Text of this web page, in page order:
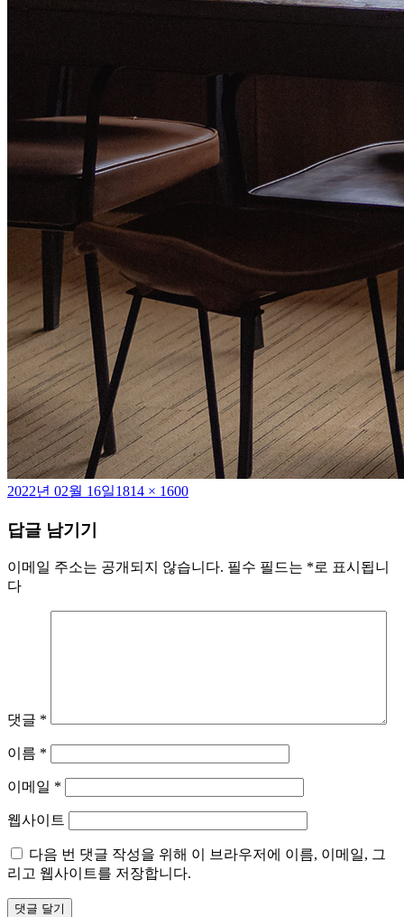
작
일
2022년 02월 16일전
1814 × 1600
답글 남기기
이메일 주소는 공개되지 않습니다. 필수 필드는 *로 표시됩니
다
댓글 *
이름 *
이메일 *
웹사이트
다음 번 댓글 작성을 위해 이 브라우저에 이름, 이메일, 그
리고 웹사이트를 저장합니다.